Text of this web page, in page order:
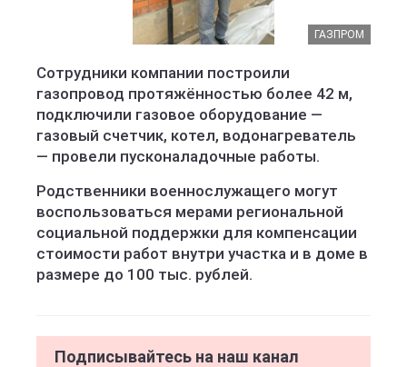
ГАЗПРОМ
Сотрудники компании построили
газопровод протяжённостью более 42 м,
подключили газовое оборудование —
газовый счетчик, котел, водонагреватель
— провели пусконаладочные работы.
Родственники военнослужащего могут
воспользоваться мерами региональной
социальной поддержки для компенсации
стоимости работ внутри участка и в доме в
размере до 100 тыс. рублей.
Подписывайтесь на наш канал